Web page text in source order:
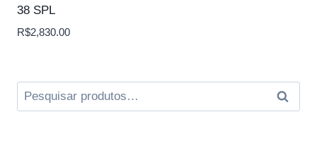
38 SPL
R$2,830.00
Pesquisar
por: